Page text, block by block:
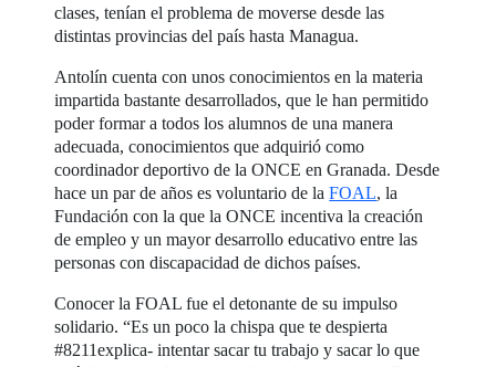
clases, tenían el problema de moverse desde las
distintas provincias del país hasta Managua.
Antolín cuenta con unos conocimientos en la materia
impartida bastante desarrollados, que le han permitido
poder formar a todos los alumnos de una manera
adecuada, conocimientos que adquirió como
coordinador deportivo de la ONCE en Granada. Desde
hace un par de años es voluntario de laFOAL, la
Fundación con la que la ONCE incentiva la creación
de empleo y un mayor desarrollo educativo entre las
personas con discapacidad de dichos países.
Conocer la FOAL fue el detonante de su impulso
solidario. “Es un poco la chispa que te despierta
#8211explica- intentar sacar tu trabajo y sacar lo que